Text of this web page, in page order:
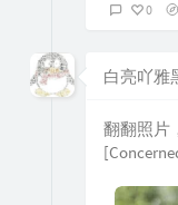
0
白亮吖雅
翻翻照片